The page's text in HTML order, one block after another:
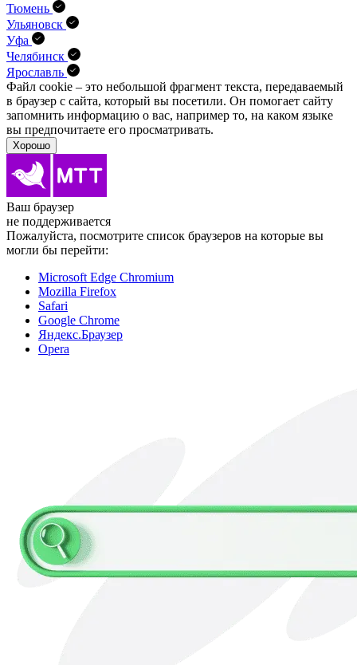
Тюмень
Ульяновск
Уфа
Челябинск
Ярославль
Файл cookie – это небольшой фрагмент текста, передава­емый
в браузер с сайта, который вы посетили. Он помо­гает сайту
запомнить информацию о вас, например то, на каком языке
вы предпочитаете его просматривать.
Хорошо
Ваш браузер
не поддерживается
Пожалуйста, посмотрите список браузеров на которые вы
могли бы перейти:
Microsoft Edge Chromium
Mozilla Firefox
Safari
Google Chrome
Яндекс.Браузер
Opera